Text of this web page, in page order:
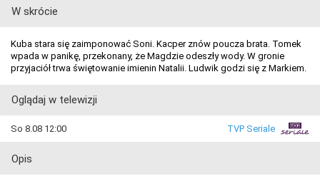
W skrócie
Kuba stara się zaimponować Soni. Kacper znów poucza brata. Tomek
wpada w panikę, przekonany, że Magdzie odeszły wody. W gronie
przyjaciół trwa świętowanie imienin Natalii. Ludwik godzi się z Markiem.
Oglądaj w telewizji
So 8.08 12:00 TVP Seriale
Opis